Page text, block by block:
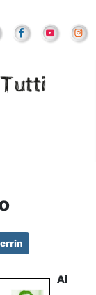
Ai